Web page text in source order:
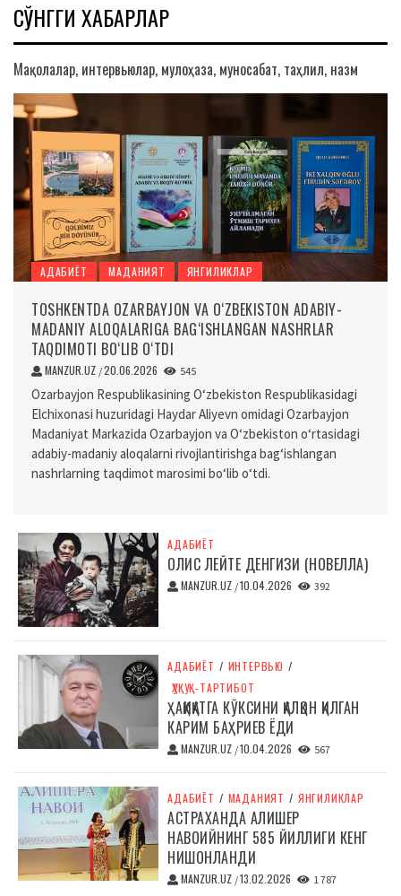
СЎНГГИ ХАБАРЛАР
Мақолалар, интервьюлар, мулоҳаза, муносабат, таҳлил, назм
АДАБИЁТ МАДАНИЯТ ЯНГИЛИКЛАР
TOSHKENTDA OZARBAYJON VA O‘ZBEKISTON ADABIY-
MADANIY ALOQALARIGA BAG‘ISHLANGAN NASHRLAR
TAQDIMOTI BO‘LIB O‘TDI
MANZUR.UZ /20.06.2026 545
Ozarbayjon Respublikasining O‘zbekiston Respublikasidagi
Elchixonasi huzuridagi Haydar Aliyevn omidagi Ozarbayjon
Madaniyat Markazida Ozarbayjon va O‘zbekiston o‘rtasidagi
adabiy-madaniy aloqalarni rivojlantirishga bag‘ishlangan
nashrlarning taqdimot marosimi bo‘lib o‘tdi.
АДАБИЁТ
ОЛИС ЛЕЙТЕ ДЕНГИЗИ (НОВЕЛЛА)
MANZUR.UZ /10.04.2026 392
АДАБИЁТ / ИНТЕРВЬЮ /
ҲУҚУҚ-ТАРТИБОТ
ҲАҚИҚАТГА КЎКСИНИ ҚАЛҚОН ҚИЛГАН
КАРИМ БАҲРИЕВ ЁДИ
MANZUR.UZ /10.04.2026 567
АДАБИЁТ / МАДАНИЯТ / ЯНГИЛИКЛАР
АСТРАХАНДА АЛИШЕР
НАВОИЙНИНГ 585 ЙИЛЛИГИ КЕНГ
НИШОНЛАНДИ
MANZUR.UZ /13.02.2026 1 787